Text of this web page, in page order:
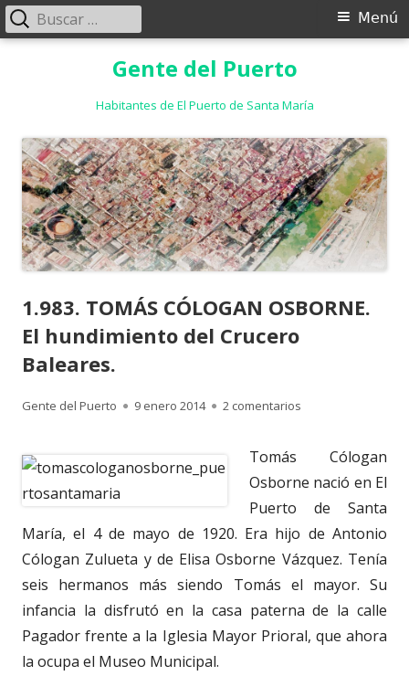
Gente del Puerto
Habitantes de El Puerto de Santa María
Menú
Menú
Buscar:
1.983. TOMÁS CÓLOGAN OSBORNE.
El hundimiento del Crucero
Baleares.
Autor
Gente del Puerto
Publicado
9 enero 2014 2 comentarios
Tomás Cólogan
Osborne nació en El
Puerto de Santa
María, el 4 de mayo de 1920. Era hijo de Antonio
Cólogan Zulueta y de Elisa Osborne Vázquez. Tenía
seis hermanos más siendo Tomás el mayor. Su
infancia la disfrutó en la casa paterna de la calle
Pagador frente a la Iglesia Mayor Prioral, que ahora
la ocupa el Museo Municipal.